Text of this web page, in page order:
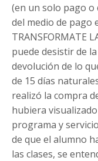
(en un solo pago o
del medio de pago
TRANSFORMATE
puede desistir de
devolución de lo
de 15 días
realizó la compra
hubiera
programa y
de que el alumno
las clases, se